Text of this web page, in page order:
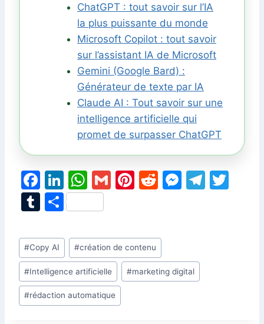
ChatGPT : tout savoir sur l’IA
la plus puissante du monde
Microsoft Copilot : tout savoir
sur l’assistant IA de Microsoft
Gemini (Google Bard) :
Générateur de texte par IA
Claude AI : Tout savoir sur une
intelligence artificielle qui
promet de surpasser ChatGPT
F
a
c
e
b
o
o
k
Li
n
k
e
dI
n
W
h
at
s
A
p
p
G
l
Pi
e
st
R
di
t
M
e
n
T
T
m
bl
r
P
ta
g
er
Étiquettes
de
la
publication :
#Copy AI #création de contenu
#Intelligence artificielle #marketing digital
#rédaction automatique